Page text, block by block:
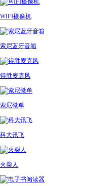
WIFI摄像机
索尼蓝牙音箱
得胜麦克风
索尼微单
科大讯飞
火柴人